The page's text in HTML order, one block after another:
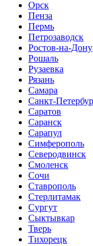
Орск
Пенза
Пермь
Петрозаводск
Ростов-на-Дону
Рошаль
Рузаевка
Рязань
Самара
Санкт-
Саратов
Саранск
Сарапул
Симферополь
Северодвинск
Смоленск
Сочи
Ставрополь
Стерлитамак
Сургут
Сыктывкар
Тверь
Тихорецк